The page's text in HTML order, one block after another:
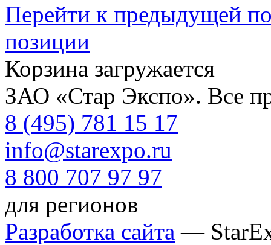
Перейти к предыдущей
позиции
Корзина загружается
ЗАО «Стар Экспо». Все
8 (495) 781 15 17
info@starexpo.ru
8 800 707 97 97
для регионов
Разработка сайта —